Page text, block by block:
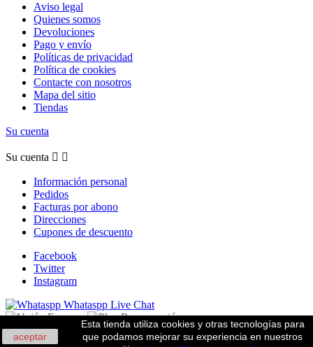
Aviso legal
Quienes somos
Devoluciones
Pago y envío
Políticas de privacidad
Política de cookies
Contacte con nosotros
Mapa del sitio
Tiendas
Su cuenta
Su cuenta  
Información personal
Pedidos
Facturas por abono
Direcciones
Cupones de descuento
aceptar
Esta tienda utiliza cookies y otras tecnologías para
que podamos mejorar su experiencia en nuestros
Facebook
Twitter
Instagram
Whataspp Live Chat
© 2026 - r22tiendasmultimarca.es